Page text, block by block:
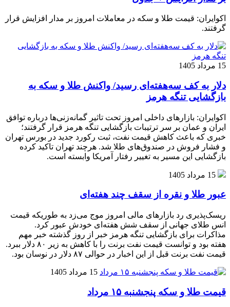
اکوایران: قیمت طلا و سکه در معاملات امروز بر مدار افزایش قرار
گرفتند.
15 مرداد 1405
دلار به کف سه‌هفته‌ای رسید/ واکنش طلا و سکه به
بازگشایی تنگه هرمز
اکوایران: بازارهای داخلی امروز تحت تاثیر گمانه‌زنی‌ها درباره توافق
ایران و عمان بر سر ترتیبات بازگشایی تنگه هرمز قرار گرفتند؛
خبری که باعث کاهش قیمت نفت، ثبت رکورد جدید در بورس تهران
و فشار فروش در صندوق‌های طلا شد. هرچند تهران تاکید کرده
بازگشایی این مسیر به تغییر رفتار آمریکا وابسته است.
15 مرداد 1405
عبور طلا و نقره از سقف چند هفته‌ای
ریسک‌پذیری رد بازارهای مالی امروز موج می‌زد به طوریکه قیمت
انس طلای جهانی از سقف شش هفته‌ای خودش عبور کرد.
مذاکرات برای بازگشایی تنگه هرمز خبر از روز گذشته خبر مهم
هفته بود و توانست قیمت نفت برنت را با کاهش به زیر ۸۰ دلار ببرد.
قیمت نفت برنت قبل از این اخبار در حوالی ۸۷ دلار در نوسان بود.
15 مرداد 1405
قیمت طلا و سکه پنجشنبه ۱۵ مرداد